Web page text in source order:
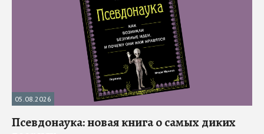
05.08.2026
Псевдонаука: новая книга о самых диких